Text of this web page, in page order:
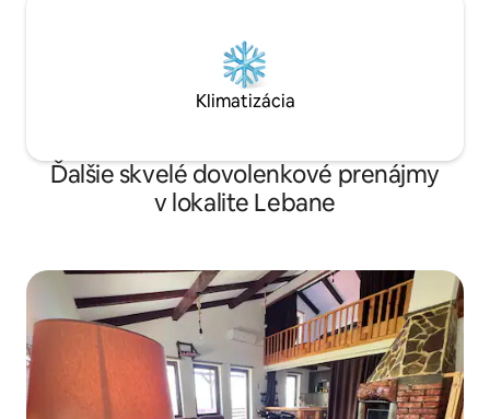
Klimatizácia
Ďalšie skvelé dovolenkové prenájmy
v lokalite Lebane